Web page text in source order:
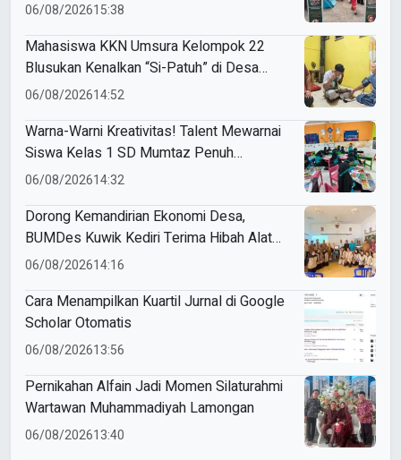
06/08/202615:38
Mahasiswa KKN Umsura Kelompok 22
Blusukan Kenalkan “Si-Patuh” di Desa
Banjarkejen
06/08/202614:52
Warna-Warni Kreativitas! Talent Mewarnai
Siswa Kelas 1 SD Mumtaz Penuh
Keceriaan
06/08/202614:32
Dorong Kemandirian Ekonomi Desa,
BUMDes Kuwik Kediri Terima Hibah Alat
Pencetak Briket Biomassa Briqpress
06/08/202614:16
Cara Menampilkan Kuartil Jurnal di Google
Scholar Otomatis
06/08/202613:56
Pernikahan Alfain Jadi Momen Silaturahmi
Wartawan Muhammadiyah Lamongan
06/08/202613:40